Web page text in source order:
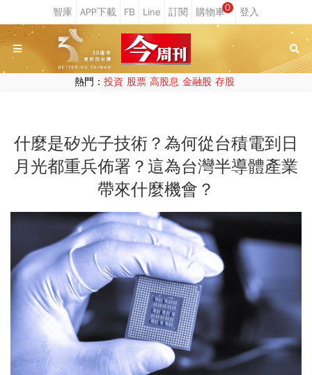
0
熱門： 投資 股票 高股息 金融股 存股
什麼是矽光子技術？為何從台積電到日
月光都重兵佈署？這為台灣半導體產業
帶來什麼機會？